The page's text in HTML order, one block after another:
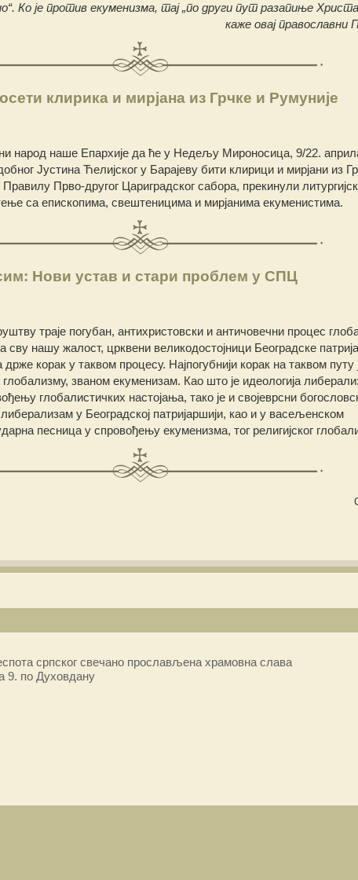
Ко је против екуменизма, тај „по други пут разапиње
каже овај православни
клирика и мирјана из Грчке и Румуније
народ наше Епархије да ће у Недељу Мироносица, 9/22.
Јустина Ћелијског у Барајеву бити клирици и мирјани из
Правилу Прво-другог Цариградског сабора, прекинули
са епископима, свештеницима и мирјанима екуменистима.
Нови устав и стари проблем у СПЦ
траје погубан, антихристовски и античовечни процес
сву нашу жалост, црквени великодостојници Београдске
држе корак у таквом процесу. Најпогубнији корак на таквом путу
званом екуменизам. Као што је идеологија
глобалистичких настојања, тако је и својеврсни
либерализам у Београдској патријаршији, као и у васељенском
песница у спровођењу екуменизма, тог религијског
српског свечано прослављена храмовна слава
9. по Духовдану